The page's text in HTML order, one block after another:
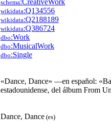
schema
wikidata:Q134556
wikidata:Q2188189
wikidata:Q386724
dbo:Work
dbo:MusicalWork
dbo:Single
«Dance, Dance» —en español:
estadounidense, del álbum From
Dance, Dance (es)